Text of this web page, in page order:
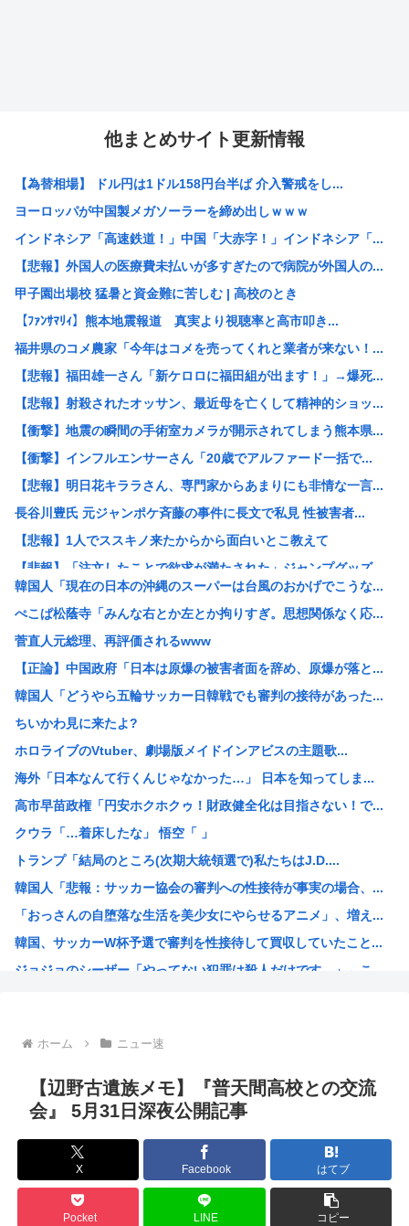
他まとめサイト更新情報
【為替相場】 ドル円は1ドル158円台半ば 介入警戒をし...
ヨーロッパが中国製メガソーラーを締め出しｗｗｗ
インドネシア「高速鉄道！」中国「大赤字！」インドネシア「...
【悲報】外国人の医療費未払いが多すぎたので病院が外国人の...
甲子園出場校 猛暑と資金難に苦しむ | 高校のとき
【ﾌｧﾝｻﾏﾘｨ】熊本地震報道 真実より視聴率と高市叩き...
福井県のコメ農家「今年はコメを売ってくれと業者が来ない！...
【悲報】福田雄一さん「新ケロロに福田組が出ます！」→爆死...
【悲報】射殺されたオッサン、最近母を亡くして精神的ショッ...
【衝撃】地震の瞬間の手術室カメラが開示されてしまう熊本県...
【衝撃】インフルエンサーさん「20歳でアルファード一括で...
【悲報】明日花キララさん、専門家からあまりにも非情な一言...
長谷川豊氏 元ジャンポケ斉藤の事件に長文で私見 性被害者...
【悲報】1人でススキノ来たからから面白いとこ教えて
【悲報】「注文したことで欲求が満たされた」ジャンプグッズ...
【正論】イスラエル政府元高官 「原爆式典にうんざり」
韓国人「現在の日本の沖縄のスーパーは台風のおかげでこうな...
工場夜勤ぼく「大谷翔平応援してるの？お前の人生に1ミリも...
ワイ「個人居酒屋だ！入ったろ」 店長「…いらっしゃぃ(ﾎ...
大日本帝国陸軍「侵攻できたとして、食糧どうすんだよ」大本...
【朗報】イギリス、タバコ販売禁止法案を可決www
韓国サッカー協会、2011～12年に国際審判員らを性接待
クビになったバイト先の店長のインスタ見つけた
【画像】大企業「働きたくない人へ」←10万いいね！
【画像】東出昌大の再婚相手の体があまりにすごいｗｗｗ
【悲報】熊本県知事、報道陣土足取材にマジギレ「遺族や被災...
2026年レズが好きなK-POPアイドル発表！ぶち抜き1...
【速報】 高市政権、エース級の財務官僚・一松旬氏を左遷「...
甲子園出場校 猛暑と資金難に苦しむ
韓国人「現在の日本の沖縄のスーパーは台風のおかげでこうな...
ぺこぱ松蔭寺「みんな右とか左とか拘りすぎ。思想関係なく応...
菅直人元総理、再評価されるwww
【正論】中国政府「日本は原爆の被害者面を辞め、原爆が落と...
韓国人「どうやら五輪サッカー日韓戦でも審判の接待があった...
ちいかわ見に来たよ?
ホロライブのVtuber、劇場版メイドインアビスの主題歌...
海外「日本なんて行くんじゃなかった…」 日本を知ってしま...
高市早苗政権「円安ホクホクゥ！財政健全化は目指さない！で...
クウラ「…着床したな」 悟空「 」
トランプ「結局のところ(次期大統領選で)私たちはJ.D....
韓国人「悲報：サッカー協会の審判への性接待が事実の場合、...
「おっさんの自堕落な生活を美少女にやらせるアニメ」、増え...
韓国、サッカーW杯予選で審判を性接待して買収していたこと...
ジョジョのシーザー「やってない犯罪は殺人だけです。」←こ...
韓国サッカー協会、外国人審判員数十人に性的接待。羨ま死刑
韓国人「韓国サッカー協会が行った国際試合の性的接待の全容...
【超画像 】週刊少年ジャンプ、世代交代に失敗
海外「日本なんて行くんじゃなかった…」 日本を知ってしま...
え？なんでみんな『みいちゃんと山田さん』のアニメ化に怒っ...
【衝撃】 韓国人「宮崎駿が首を縦に振った金額」
ホーム ニュー速
【辺野古遺族メモ】『普天間高校との交流
会』 5月31日深夜公開記事
X Facebook はてブ
Pocket LINE コピー